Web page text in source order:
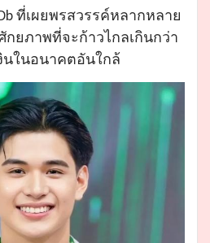
ที่เผยพรสวรรค์หลากหลาย
ยภาพที่จะก้าวไกลเกินกว่า
นในอนาคตอันใกล้